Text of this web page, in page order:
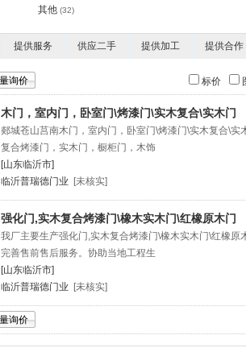
其他 (32)
提供服务 供应二手 提供加工 提供合作
标价
木门，室内门，卧室门\烤漆门\实木复合\实木门
郯城苍山莒南木门，室内门，卧室门\烤漆门\实木复合\
复合烤漆门，实木门，橱柜门，木饰
[山东临沂市]
临沂普瑞德门业
[未核实]
强化门,实木复合烤漆门\橡木实木门\红橡原木门
我厂主要生产强化门,实木复合烤漆门\橡木实木门\红橡
完善售前售后服务。协助当地工程生
[山东临沂市]
临沂普瑞德门业
[未核实]